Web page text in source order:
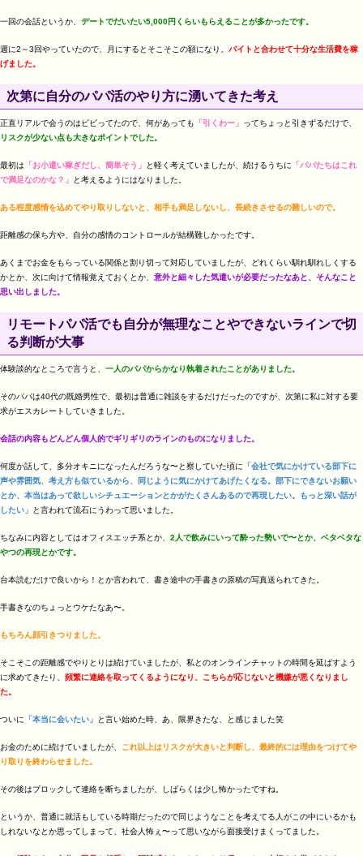
一回の会話というか、 デートでだいたい5,000円くらいもらえることが多かったです。
週に2～3回やっていたので、月にするとそこそこの額になり 、バイトと合わせて十分な生活費を稼
げました。
次第に自分のパパ活のやり方に湧いてきた考え
正直リアルで会うのはビビってたので、何があっても 「引くわー」 ってちょっと引きずるだけで、
リスクが少ない点も大きなポイントでした。
最初は 「お小遣い稼ぎだし、簡単そう」 と軽く考えていましたが、続けるうちに 「パパたちはこれ
で満足なのかな？」 と考えるようにはなりました。
ある程度感情を込めてやり取りしないと、相手も満足しないし、長続きさせるの難しいので。
距離感の保ち方や、自分の感情のコントロールが結構難しかったです。
あくまでお金をもらっている関係と割り切って対応していましたが、どれくらい馴れ馴れしくする
かとか、次に向けて情報覚えておくとか、 意外と細々した気遣いが必要だったなあと、そんなこと
思い出しました。
リモートパパ活でも自分が無理なことやできないラインで切
る判断が大事
体験談的なところで言うと、 一人のパパからかなり執着されたことがありました。
そのパパは40代の既婚男性で、最初は普通に雑談をするだけだったのですが、次第に私に対する要
求がエスカレートしていきました。
会話の内容もどんどん個人的でギリギリのラインのものになりました。
何度か話して、多分オキニになったんだろうな〜と察していた頃に 「会社で気にかけている部下に
声や雰囲気、考え方も似ているから、同じように気にかけてあげたくなる。部下にできないお願い
とか、本当はあって欲しいシチュエーションとかがたくさんあるので再現したい。もっと深い話が
したい」 と言われて流石にうわって思いました。
ちなみに内容としてはオフィスエッチ系とか、 2人で飲みにいって酔った勢いで〜とか、ベタベタな
やつの再現とかです。
台本読むだけで良いから！とか言われて、書き途中の手書きの原稿の写真送られてきた。
手書きなのちょっとウケたなあ〜。
もちろん顔引きつりました。
そこそこの距離感でやりとりは続けていましたが、私とのオンラインチャットの時間を延ばすよう
に求めてきたり、 頻繁に連絡を取ってくるようになり、こちらが応じないと機嫌が悪くなりまし
た。
ついに 「本当に会いたい」 と言い始めた時、あ、限界きたな、と感じました笑
お金のために続けていましたが、 これ以上はリスクが大きいと判断し、最終的には理由をつけてや
り取りを終わらせました。
その後はブロックして連絡を断ちましたが、しばらくは少し怖かったですね。
というか、普通に就活もしている時期だったので同じようなことを考えてる人がこの中にいるかも
しれないなとか思ってしまって、社会人怖ぇ〜って思いながら面接受けまくってました。